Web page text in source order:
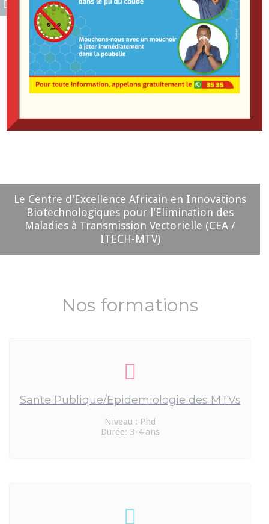
Le Centre d'Excellence Africain en Innovations
Biotechnologiques pour l'Elimination des
Maladies à Transmission Vectorielle (CEA /
ITECH-MTV)
Nos formations
Sante Publique/Epidemiologie des MTVs
Niveau : Phd
Durée: 3-4 ans